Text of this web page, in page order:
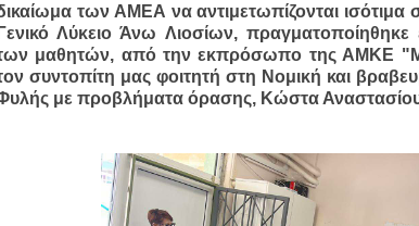
των ΑΜΕΑ να αντιμετωπίζονται
Γενικό Λύκειο Άνω Λιοσίων, πραγματοποίηθηκε
μαθητών, από την εκπρόσωπο της ΑΜΚΕ
συντοπίτη μας φοιτητή στη Νομική και
με προβλήματα όρασης, Κώστα